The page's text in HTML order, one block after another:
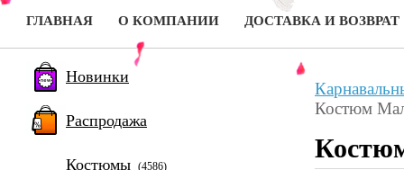
ГЛАВНАЯ О КОМПАНИИ ДОСТАВКА И ВОЗВРАТ
Новинки
Распродажа
Костюмы (4586)
Костюм